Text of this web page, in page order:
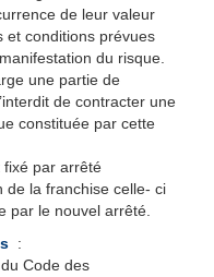
de leur valeur
et conditions prévues
du risque.
une partie de
de contracter une
constituée par cette
fixé par arrêté
de la franchise celle- ci
par le nouvel arrêté.
:
Code des